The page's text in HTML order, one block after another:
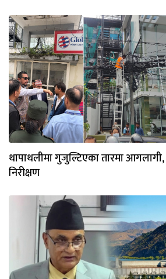
थापाथलीमा गुजुल्टिएका तारमा आगलागी,
निरीक्षण